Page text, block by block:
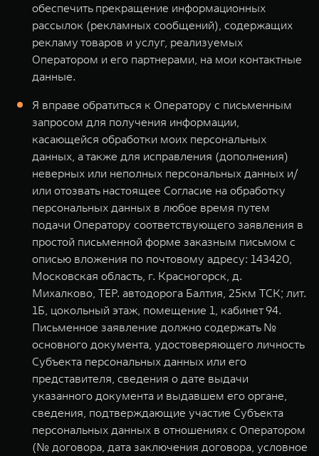
обеспечить прекращение информационных
рассылок (рекламных сообщений), содержащих
рекламу товаров и услуг, реализуемых
Оператором и его партнерами, на мои контактные
данные.
Я вправе обратиться к Оператору с письменным
запросом для получения информации,
касающейся обработки моих персональных
данных, а также для исправления (дополнения)
неверных или неполных персональных данных и/
или отозвать настоящее Согласие на обработку
персональных данных в любое время путем
подачи Оператору соответствующего заявления в
простой письменной форме заказным письмом с
описью вложения по почтовому адресу: 143420,
Московская область, г. Красногорск, д.
Михалково, ТЕР. автодорога Балтия, 25км ТСК; лит.
1Б, цокольный этаж, помещение 1, кабинет 94.
Письменное заявление должно содержать №
основного документа, удостоверяющего личность
Субъекта персональных данных или его
представителя, сведения о дате выдачи
указанного документа и выдавшем его органе,
сведения, подтверждающие участие Субъекта
персональных данных в отношениях с Оператором
(№ договора, дата заключения договора, условное